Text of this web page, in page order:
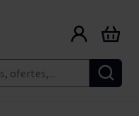
Cart